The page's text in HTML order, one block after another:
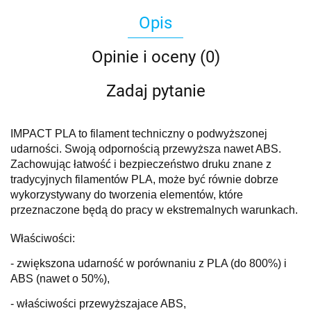
Opis
Opinie i oceny (0)
Zadaj pytanie
IMPACT PLA to filament techniczny o podwyższonej
udarności. Swoją odpornością przewyższa nawet ABS.
Zachowując łatwość i bezpieczeństwo druku znane z
tradycyjnych filamentów PLA, może być równie dobrze
wykorzystywany do tworzenia elementów, które
przeznaczone będą do pracy w ekstremalnych warunkach.
Właściwości:
- zwiększona udarność w porównaniu z PLA (do 800%) i
ABS (nawet o 50%),
- właściwości przewyższajace ABS,